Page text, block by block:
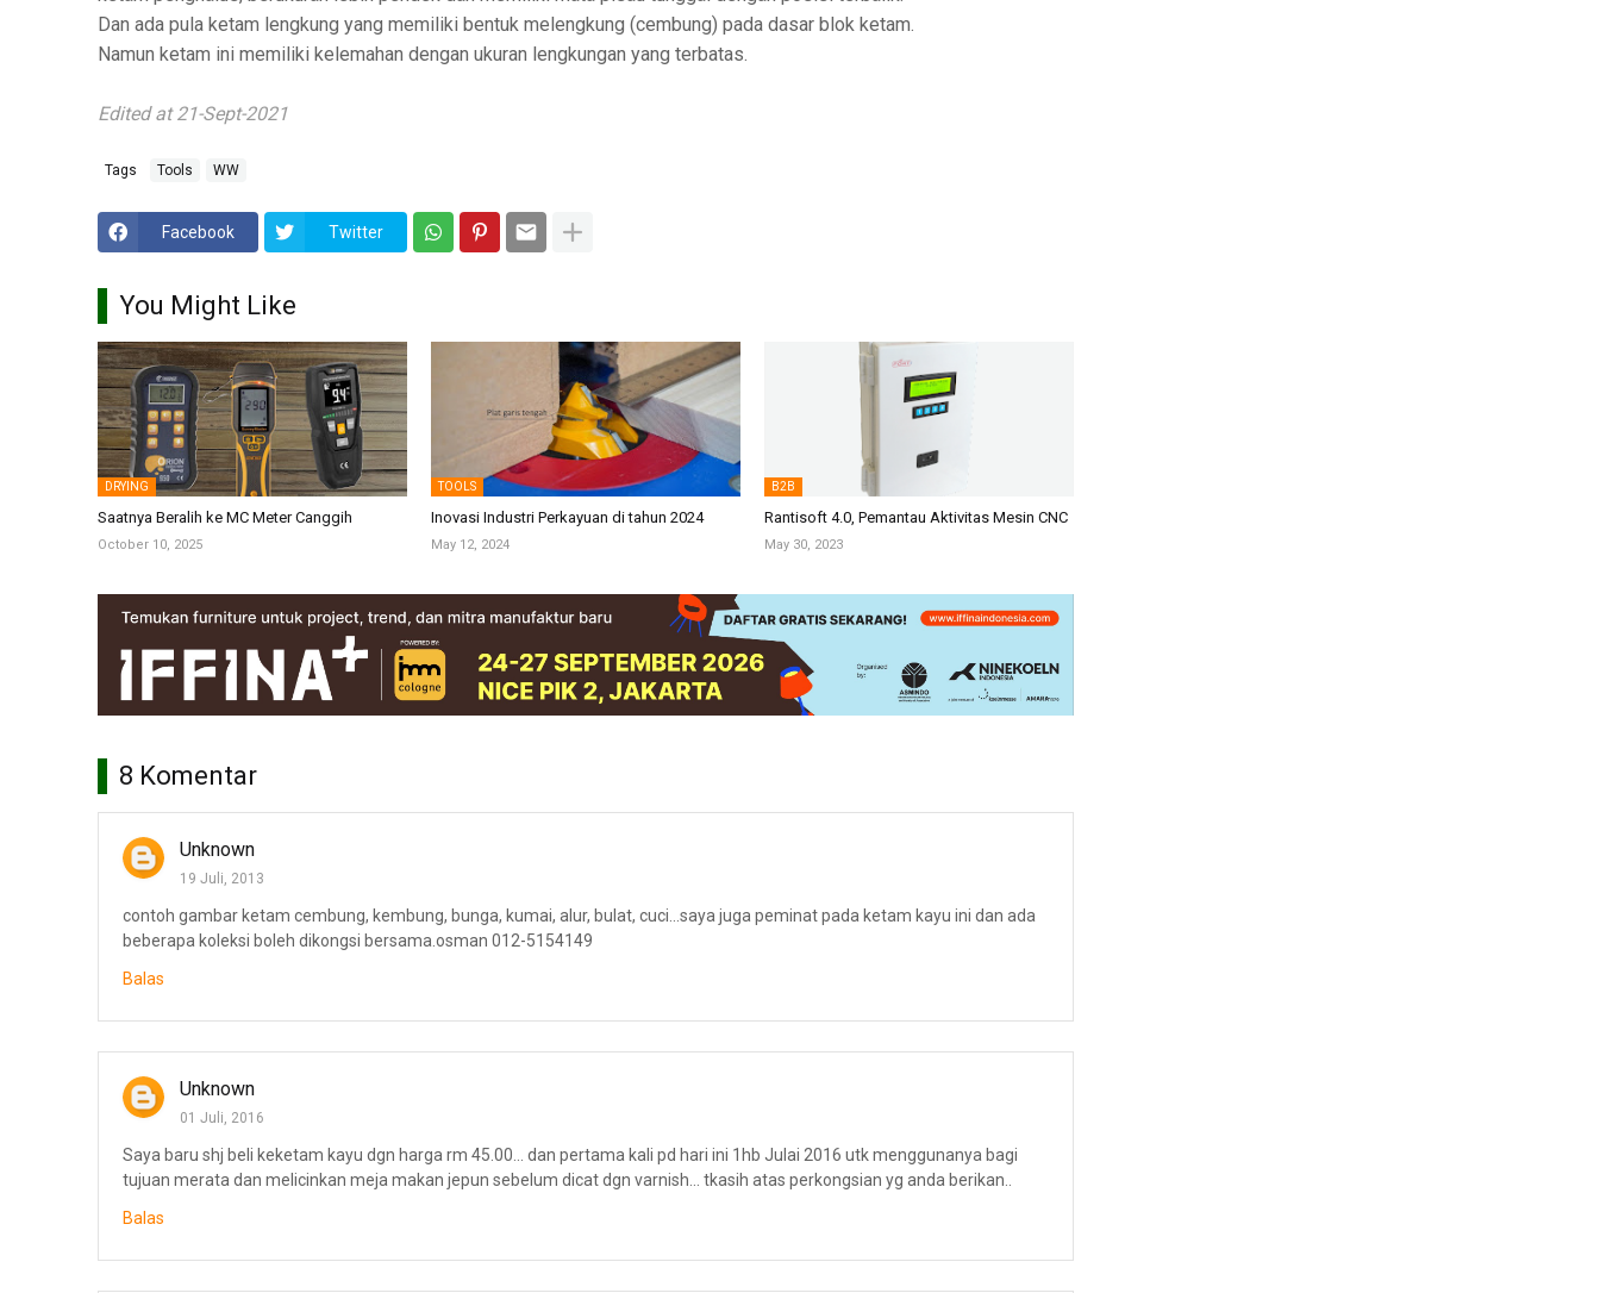
Dan ada pula ketam lengkung yang memiliki bentuk melengkung (cembung) pada dasar blok ketam.
Namun ketam ini memiliki kelemahan dengan ukuran lengkungan yang terbatas.
Edited at 21-Sept-2021
Tags Tools WW
Facebook Twitter
You Might Like
DRYING
Saatnya Beralih ke MC Meter Canggih
October 10, 2025
TOOLS
Inovasi Industri Perkayuan di tahun 2024
May 12, 2024
B2B
Rantisoft 4.0, Pemantau Aktivitas Mesin CNC
May 30, 2023
8 Komentar
Unknown
19 Juli, 2013
contoh gambar ketam cembung, kembung, bunga, kumai, alur, bulat, cuci...saya juga peminat pada ketam kayu ini dan ada
beberapa koleksi boleh dikongsi bersama.osman 012-5154149
Balas
Unknown
01 Juli, 2016
Saya baru shj beli keketam kayu dgn harga rm 45.00... dan pertama kali pd hari ini 1hb Julai 2016 utk menggunanya bagi
tujuan merata dan melicinkan meja makan jepun sebelum dicat dgn varnish... tkasih atas perkongsian yg anda berikan..
Balas